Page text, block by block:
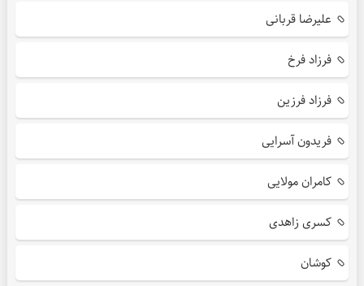
علیرضا قربانی
فرزاد فرخ
فرزاد فرزین
فریدون آسرایی
کامران مولایی
کسری زاهدی
کوشان